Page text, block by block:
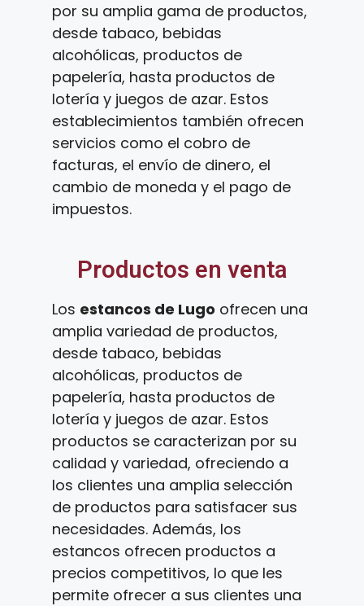
por su amplia gama de productos,
desde tabaco, bebidas
alcohólicas, productos de
papelería, hasta productos de
lotería y juegos de azar. Estos
establecimientos también ofrecen
servicios como el cobro de
facturas, el envío de dinero, el
cambio de moneda y el pago de
impuestos.
Productos en venta
Los estancos de Lugo ofrecen una
amplia variedad de productos,
desde tabaco, bebidas
alcohólicas, productos de
papelería, hasta productos de
lotería y juegos de azar. Estos
productos se caracterizan por su
calidad y variedad, ofreciendo a
los clientes una amplia selección
de productos para satisfacer sus
necesidades. Además, los
estancos ofrecen productos a
precios competitivos, lo que les
permite ofrecer a sus clientes una